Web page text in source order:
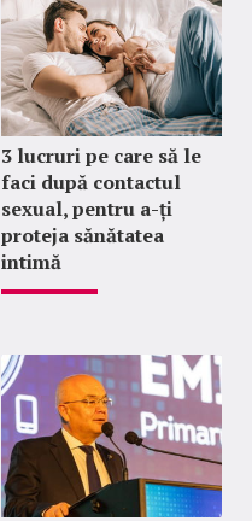
3 lucruri pe care să le
faci după contactul
sexual, pentru a-ți
proteja sănătatea
intimă